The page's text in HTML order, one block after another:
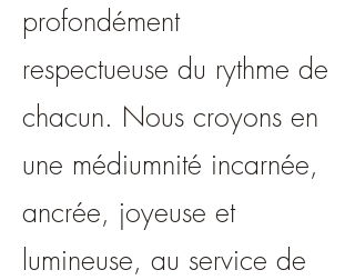
profondément
respectueuse du rythme de
chacun. Nous croyons en
une médiumnité incarnée,
ancrée, joyeuse et
lumineuse, au service de